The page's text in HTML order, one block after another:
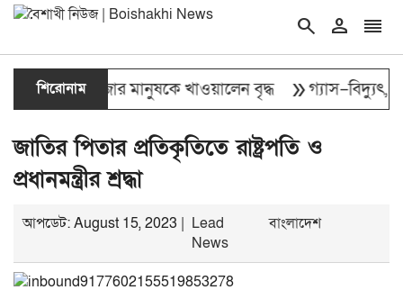
search person reorder
শিরোনাম
২ হাজার মানুষকে খাওয়ালেন বৃদ্ধ double_arrow গ্যাস–বিদ্যুৎ,
জাতির পিতার প্রতিকৃতিতে রাষ্ট্রপতি ও
প্রধানমন্ত্রীর শ্রদ্ধা
আপডেট: August 15, 2023 | Lead
News
বাংলাদেশ